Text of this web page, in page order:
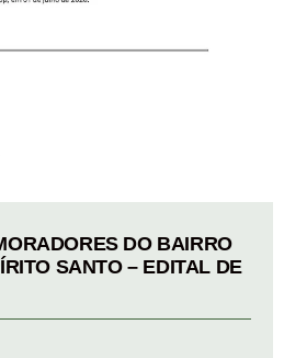
DO BAIRRO
SANTO – EDITAL DE